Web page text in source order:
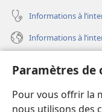
Paramètres
Pour vous offrir la
nous utilisons des
Informations à
Informations à
(ouvre
une